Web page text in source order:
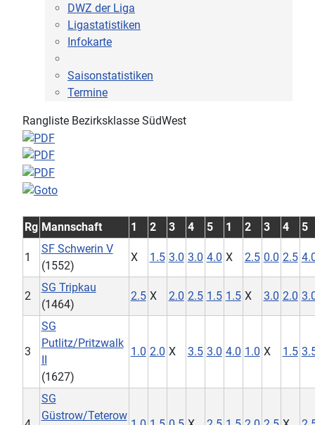
DWZ der Liga
Ligastatistiken
Infokarte
Saisonstatistiken
Termine
Rangliste Bezirksklasse SüdWest
Rg Mannschaft 1 2 3 4 5 1 2 3 4 5
1
SF Schwerin V
(1552)
X 1.5 3.0 3.0 4.0 X 2.5 0.0 2.5
2
SG Tripkau
(1464)
2.5 X 2.0 2.5 1.5 1.5 X 3.0 2.0
3
SG
Putlitz/Pritzwalk
II
(1627)
1.0 2.0 X 3.5 3.0 4.0 1.0 X 1.5
SG
Güstrow/Teterow